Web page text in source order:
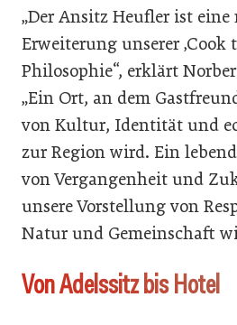
„Der Ansitz Heufler ist
Erweiterung unserer ‚Cook
Philosophie“, erklärt
„Ein Ort, an dem
von Kultur, Identität und
zur Region wird. Ein
von Vergangenheit und
unsere Vorstellung von
Natur und Gemeinschaft
Von Adelssitz bis Hotel